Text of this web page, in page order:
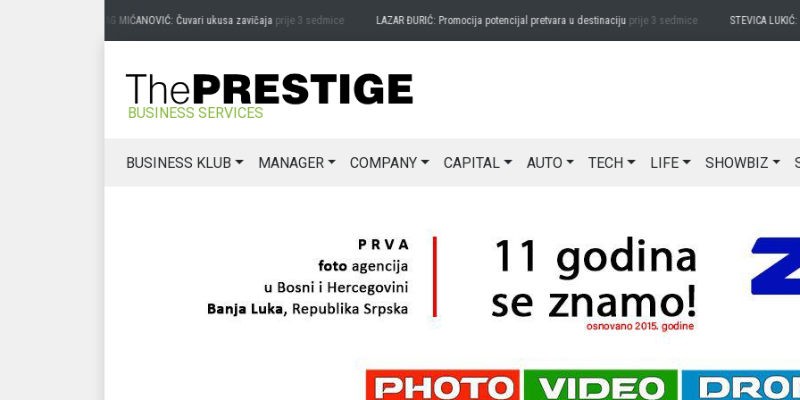
PREDRAG MIĆANOVIĆ: Čuvari ukusa zavičajaprije 3 sedmice LAZAR ĐURIĆ: Promocija potencijal pretvara u destinacijuprije 3 sedmice STEVICA LUKIĆ:
BUSINESS SERVICES
BUSINESS KLUB MANAGER COMPANY CAPITAL AUTO TECH LIFE SHOWBIZ